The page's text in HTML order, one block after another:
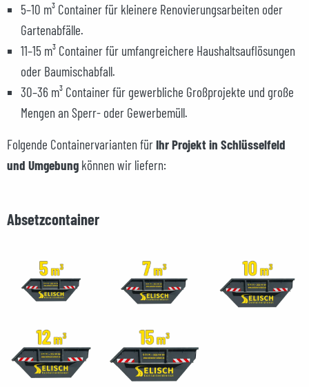
5–10 m³ Container für kleinere Renovierungsarbeiten oder
Gartenabfälle.
11–15 m³ Container für umfangreichere Haushaltsauflösungen
oder Baumischabfall.
30–36 m³ Container für gewerbliche Großprojekte und große
Mengen an Sperr- oder Gewerbemüll.
Folgende Containervarianten fürIhr Projekt in Schlüsselfeld
und Umgebung können wir liefern:
Absetzcontainer